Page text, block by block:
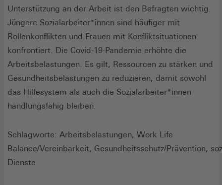
Unterstützung an der Arbeit ist den Befragten wichtig.
Jüngere Sozialarbeiter*innen sind häufiger mit
Rollenkonflikten und Frauen mit Konfliktsituationen
konfrontiert. Die Covid-19-Pandemie erhöhte die
Arbeitsbelastungen. Es gilt, Ressourcen zu stärken und
Gesundheitsbelastungen zu reduzieren, damit sowohl
das Hilfesystem als auch die Sozialarbeiter*innen
handlungsfähig bleiben.
Schlagworte: Arbeitsbelastungen, Work Life
Balance/Vereinbarkeit, Gesundheitsschutz/Prävention,
Dienste